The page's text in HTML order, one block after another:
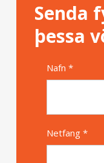
Senda
þessa
Nafn *
Netfang *